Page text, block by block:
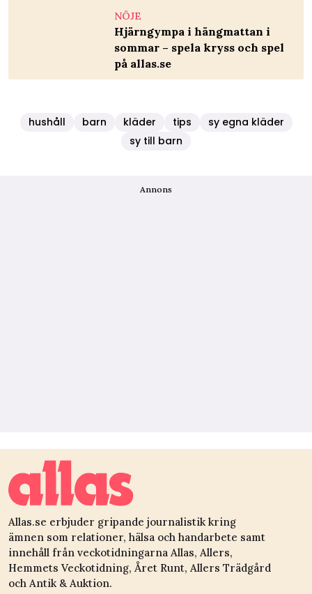
NÖJE
Hjärngympa i hängmattan i
sommar – spela kryss och spel
på allas.se
hushåll barn kläder tips
sy egna kläder
sy till barn
Annons
Allas.se erbjuder gripande journalistik kring
ämnen som relationer, hälsa och handarbete samt
innehåll från veckotidningarna Allas, Allers,
Hemmets Veckotidning, Året Runt, Allers Trädgård
och Antik & Auktion.